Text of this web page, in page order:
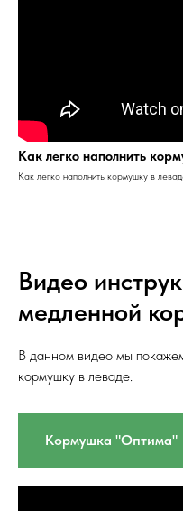
Как легко наполнить
Как легко наполнить кормушку в
Видео
медленной
В данном видео мы
кормушку в леваде.
Кормушка "Оптима"